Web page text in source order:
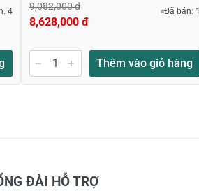
4 9,082,000 đ
8,628,000 đ
Đã bán: 1
Thêm vào giỏ hàng
ĐÀI HỖ TRỢ